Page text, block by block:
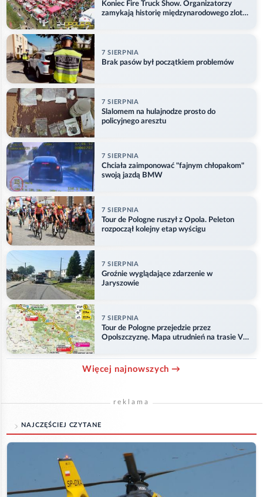
Koniec Fire Truck Show. Organizatorzy
zamykają historię międzynarodowego zlotu
7 SIERPNIA
Brak pasów był początkiem problemów
7 SIERPNIA
Slalomem na hulajnodze prosto do
policyjnego aresztu
7 SIERPNIA
Chciała zaimponować "fajnym chłopakom"
swoją jazdą BMW
7 SIERPNIA
Tour de Pologne ruszył z Opola. Peleton
rozpoczął kolejny etap wyścigu
7 SIERPNIA
Groźnie wyglądające zdarzenie w
Jaryszowie
7 SIERPNIA
Tour de Pologne przejedzie przez
Opolszczyznę. Mapa utrudnień na trasie V
Więcej najnowszych →
reklama
NAJCZĘŚCIEJ CZYTANE